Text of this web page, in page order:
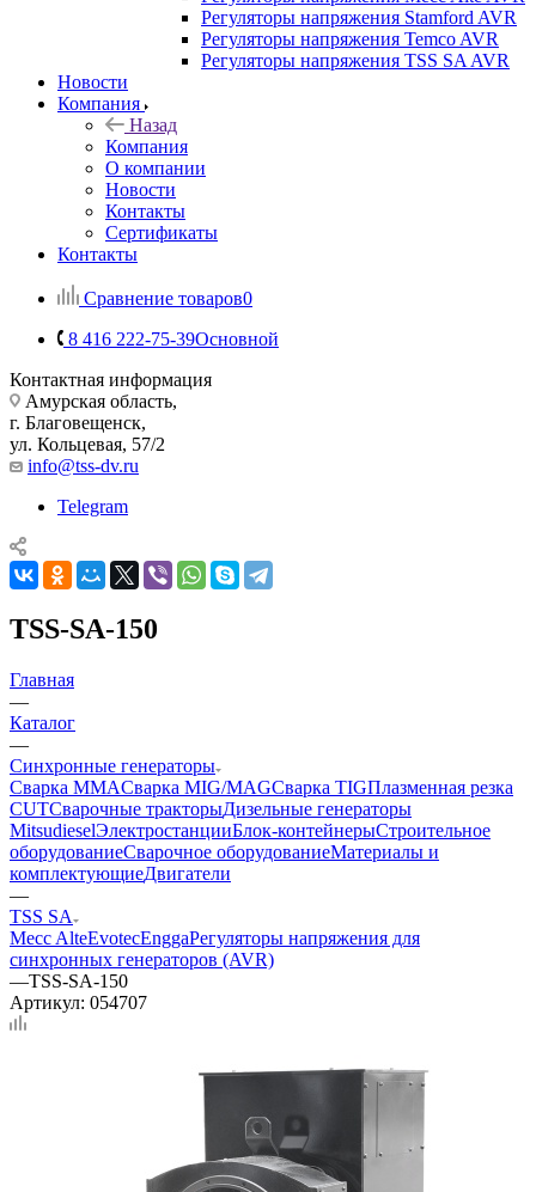
Регуляторы напряжения Stamford AVR
Регуляторы напряжения Temco AVR
Регуляторы напряжения TSS SA AVR
Новости
Компания
Назад
Компания
О компании
Новости
Контакты
Сертификаты
Контакты
Сравнение товаров0
8 416 222-75-39Основной
Контактная информация
Амурская область,
г. Благовещенск,
ул. Кольцевая, 57/2
info@tss-dv.ru
Telegram
TSS-SA-150
Главная
—
Каталог
—
Синхронные генераторы
Сварка MMAСварка MIG/MAGСварка TIGПлазменная резка
CUTСварочные тракторыДизельные генераторы
MitsudieselЭлектростанцииБлок-контейнерыСтроительное
оборудованиеСварочное оборудованиеМатериалы и
комплектующиеДвигатели
—
TSS SA
Mecc AlteEvotecEnggaРегуляторы напряжения для
синхронных генераторов (AVR)
—TSS-SA-150
Артикул: 054707